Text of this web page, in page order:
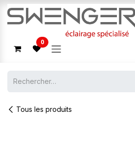
Se rendre au contenu
0
Tous les produits